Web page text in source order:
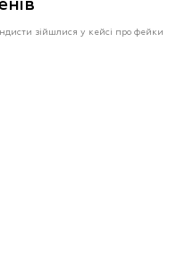
зійшлися у кейсі про фейки